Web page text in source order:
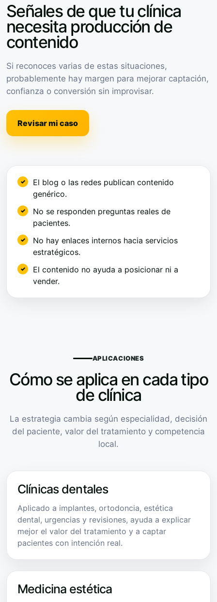
Señales de que tu clínica
necesita producción de
contenido
Si reconoces varias de estas situaciones,
probablemente hay margen para mejorar captación,
confianza o conversión sin improvisar.
Revisar mi caso
El blog o las redes publican contenido
genérico.
No se responden preguntas reales de
pacientes.
No hay enlaces internos hacia servicios
estratégicos.
El contenido no ayuda a posicionar ni a
vender.
APLICACIONES
Cómo se aplica en cada tipo
de clínica
La estrategia cambia según especialidad, decisión
del paciente, valor del tratamiento y competencia
local.
Clínicas dentales
Aplicado a implantes, ortodoncia, estética
dental, urgencias y revisiones, ayuda a explicar
mejor el valor del tratamiento y a captar
pacientes con intención real.
Medicina estética